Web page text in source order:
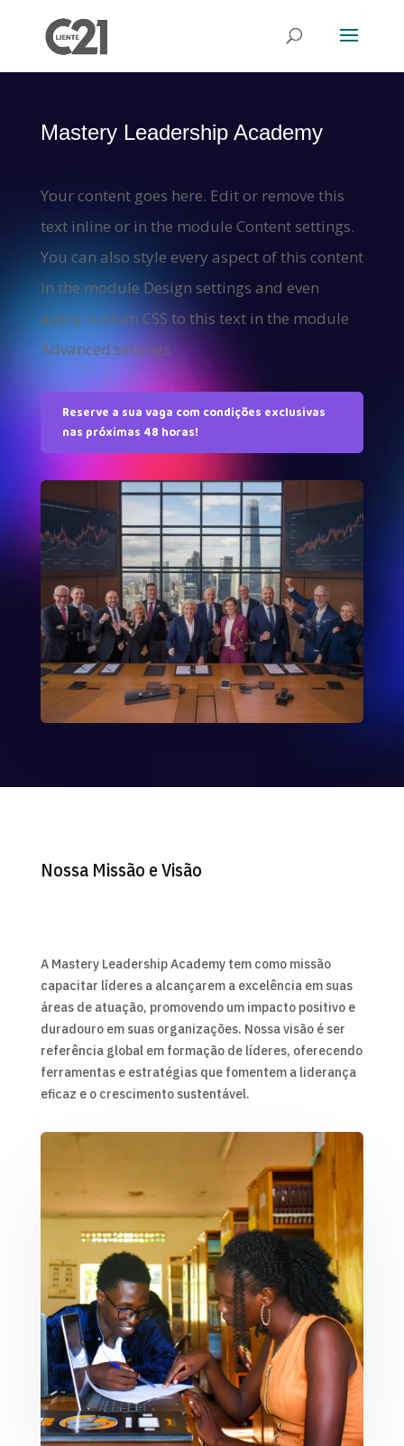
Mastery Leadership Academy
Your content goes here. Edit or remove this
text inline or in the module Content settings.
You can also style every aspect of this content
in the module Design settings and even
apply custom CSS to this text in the module
Advanced settings.
Reserve a sua vaga com condições exclusivas
nas próximas 48 horas!
Nossa Missão e Visão
A Mastery Leadership Academy tem como missão
capacitar líderes a alcançarem a excelência em suas
áreas de atuação, promovendo um impacto positivo e
duradouro em suas organizações. Nossa visão é ser
referência global em formação de líderes, oferecendo
ferramentas e estratégias que fomentem a liderança
eficaz e o crescimento sustentável.